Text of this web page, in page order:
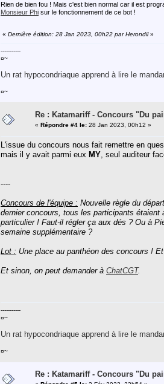
Rien de bien fou ! Mais c'est bien normal car il est
Monsieur Phi sur le fonctionnement de ce bot !
« Dernière édition: 28 Jan 2023, 00h22 par Herondil»
-----------
¤~
Un rat hypocondriaque apprend à lire le
¤~
Re : Katamariff - Concours "Du
« Répondre #4 le: 28 Jan 2023, 00h12 »
L'issue du concours nous fait remettre en
mais il y avait parmi eux MY, seul auditeur
----
Concours de l'équipe : Nouvelle règle du
dernier concours, tous les participants
particulier ! Faut-il régler ça aux dés ? Ou à
semaine supplémentaire ?
Lot : Une place au panthéon des concours !
Et sinon, on peut demander à ChatCGT.
-----------
¤~
Un rat hypocondriaque apprend à lire le
¤~
Re : Katamariff - Concours "Du